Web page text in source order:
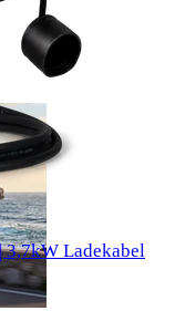
3,7kW Ladekabel